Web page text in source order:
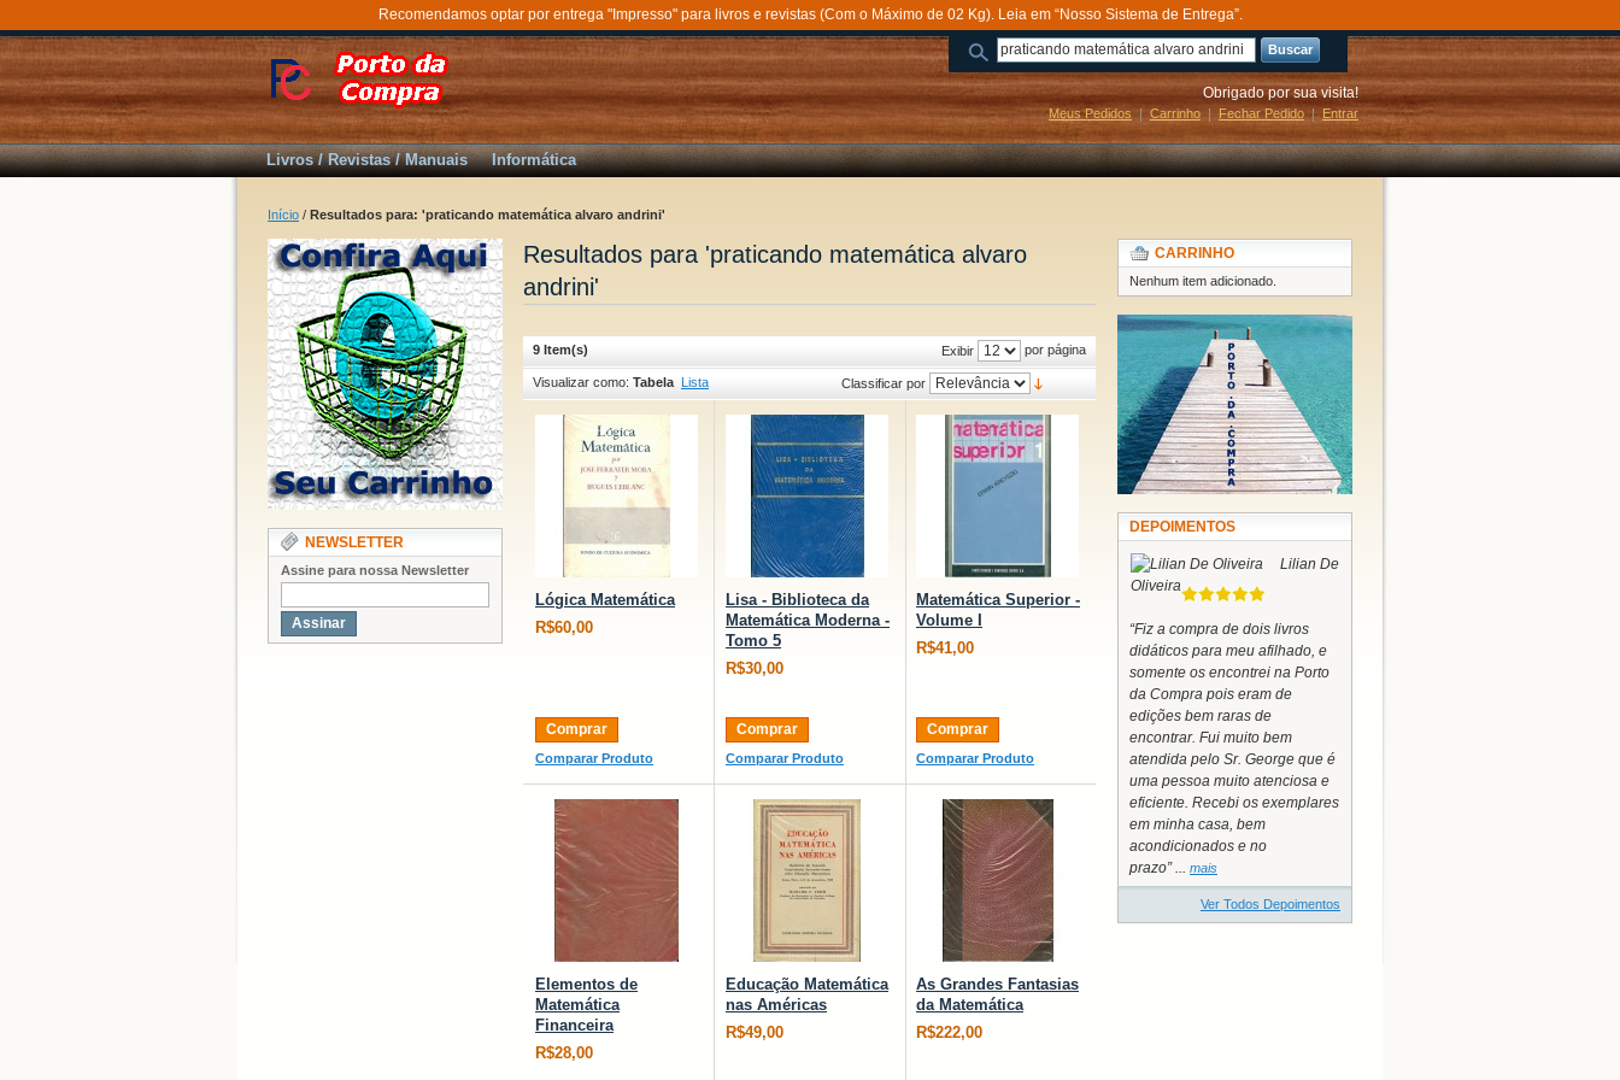
Recomendamos optar por entrega "Impresso" para livros e revistas (Com o Máximo de 02 Kg). Leia em “Nosso Sistema de Entrega”.
Buscar
Obrigado por sua visita!
Meus Pedidos Carrinho Fechar Pedido Entrar
Livros / Revistas / Manuais Informática
Início / Resultados para: 'praticando matemática alvaro andrini'
Resultados para 'praticando matemática alvaro
andrini'
9 Item(s) Exibir por página
Visualizar como: Tabela Lista Classificar por
Lógica Matemática
R$60,00
Comprar
Comparar Produto
Lisa - Biblioteca da
Matemática Moderna -
Tomo 5
R$30,00
Comprar
Comparar Produto
Matemática Superior -
Volume I
R$41,00
Comprar
Comparar Produto
Elementos de
Matemática
Financeira
R$28,00
Educação Matemática
nas Américas
R$49,00
As Grandes Fantasias
da Matemática
R$222,00
NEWSLETTER
Assine para nossa Newsletter
Assinar
CARRINHO
Nenhum item adicionado.
DEPOIMENTOS
Lilian De
Oliveira
“Fiz a compra de dois livros
didáticos para meu afilhado, e
somente os encontrei na Porto
da Compra pois eram de
edições bem raras de
encontrar. Fui muito bem
atendida pelo Sr. George que é
uma pessoa muito atenciosa e
eficiente. Recebi os exemplares
em minha casa, bem
acondicionados e no
prazo” ... mais
Ver Todos Depoimentos